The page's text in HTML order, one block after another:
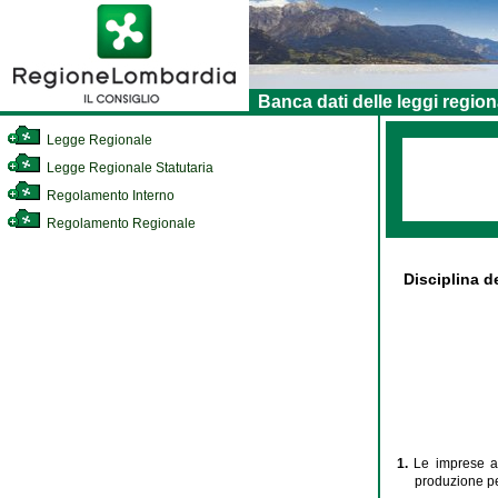
Banca dati delle leggi
Legge Regionale
Legge Regionale Statutaria
Regolamento Interno
Regolamento Regionale
Disciplina
1. Le imprese
produzione